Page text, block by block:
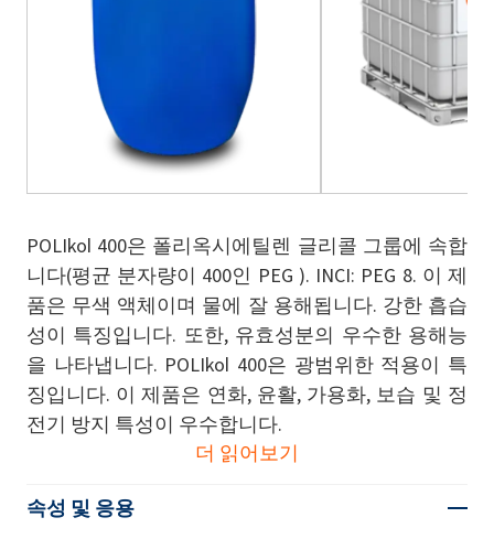
POLIkol 400은 폴리옥시에틸렌 글리콜 그룹에 속합
니다(평균 분자량이 400인 PEG ). INCI: PEG 8. 이 제
품은 무색 액체이며 물에 잘 용해됩니다. 강한 흡습
성이 특징입니다. 또한, 유효성분의 우수한 용해능
을 나타냅니다. POLIkol 400은 광범위한 적용이 특
징입니다. 이 제품은 연화, 윤활, 가용화, 보습 및 정
전기 방지 특성이 우수합니다.
더 읽어보기
속성 및 응용